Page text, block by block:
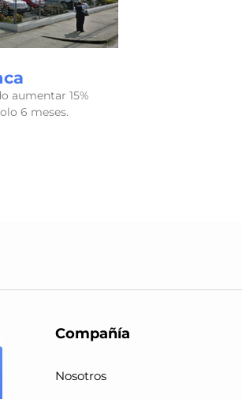
aumentar 15%
6 meses.
Compañía
Nosotros